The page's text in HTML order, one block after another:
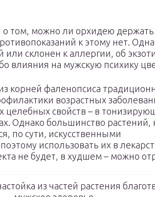
том, можно ли орхидею держать
к этому нет.
или склонен к аллергии, об
влияния на мужскую психику
корней фаленопсиса
возрастных
свойств – в
Однако большинство растений,
по сути, искусственными
использовать их в
не будет, в худшем – можно
из частей растения